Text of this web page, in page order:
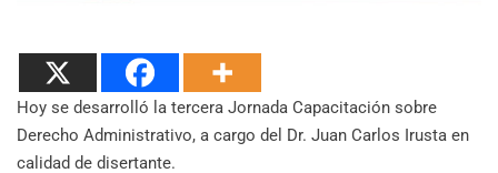
Hoy se desarrolló la tercera Jornada Capacitación sobre
Derecho Administrativo, a cargo del Dr. Juan Carlos Irusta en
calidad de disertante.